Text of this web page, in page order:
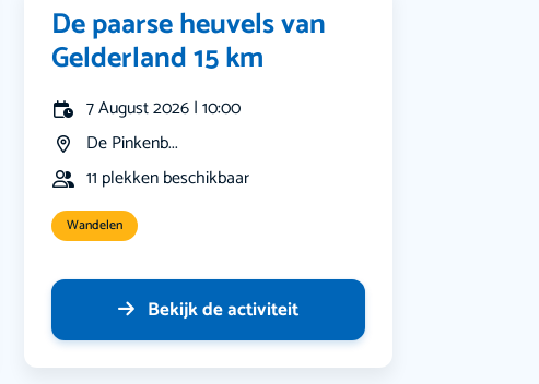
De paarse heuvels van
Gelderland 15 km
7 August 2026 | 10:00
De Pinkenb...
11 plekken beschikbaar
Wandelen
Bekijk de activiteit